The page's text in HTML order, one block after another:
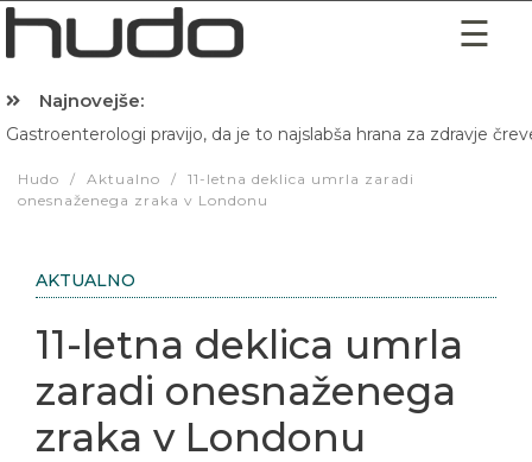
Najnovejše:
Gastroenterologi pravijo, da je to najslabša hrana za zdravje
Hudo / Aktualno /
11-letna deklica umrla zaradi
onesnaženega zraka v Londonu
AKTUALNO
11-letna deklica umrla
zaradi onesnaženega
zraka v Londonu